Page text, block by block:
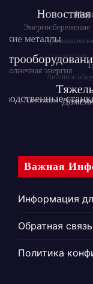
Важная
Информация
Обратная связь
Политика